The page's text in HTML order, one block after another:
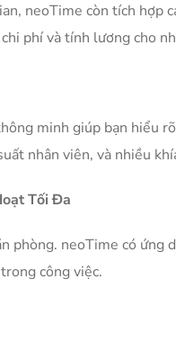
neoTime còn tích hợp
phí và tính lương cho
minh giúp bạn hiểu
nhân viên, và nhiều
Tối Đa
phòng. neoTime có
công việc.